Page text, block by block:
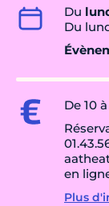
Du
Du
De 10
en
Plus